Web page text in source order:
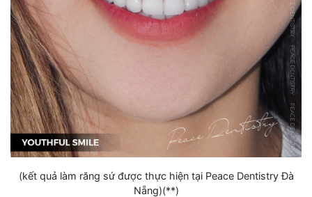
(kết quả làm răng sứ được thực hiện tại Peace Dentistry Đà
Nẵng)(**)